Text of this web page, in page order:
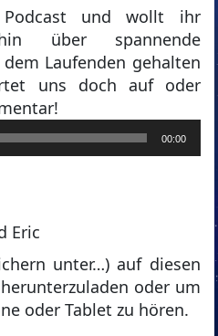
und wollt ihr
über spannende
Laufenden gehalten
uns doch auf oder
00:00
Eric
unter…) auf diesen
oder um
oder Tablet zu hören.